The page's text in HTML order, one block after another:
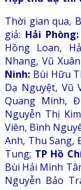
Thời gian qua,
giả: Hải Phòng:
Hồng Loan,
Nhang, Vũ
Ninh: Bùi Hữu
Dạ Nguyệt, Vũ
Quang Minh,
Nguyễn Thị
Viên, Bình
Anh, Thu Sang,
Tung; TP Hồ
Bùi Hải Minh
Nguyễn Bảo